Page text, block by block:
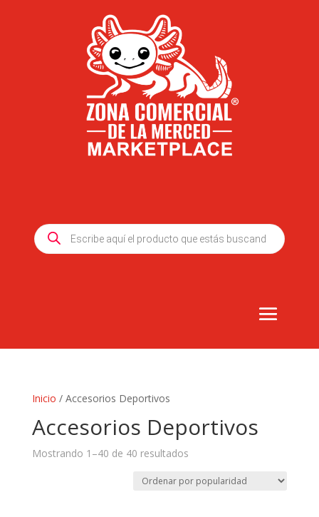
Products
search
Inicio / Accesorios Deportivos
Accesorios Deportivos
Mostrando 1–40 de 40 resultados